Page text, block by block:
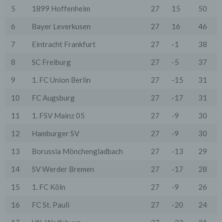
5
1899 Hoffenheim 27 15
50
6
Bayer Leverkusen 27 16
46
7
Eintracht Frankfurt 27 -1
38
8
SC Freiburg 27 -5
37
9
1. FC Union Berlin 27 -15
31
10
FC Augsburg 27 -17
31
11
1. FSV Mainz 05 27 -9
30
12
Hamburger SV 27 -9
30
13
Borussia Mönchengladbach 27 -13
29
14
SV Werder Bremen 27 -17
28
15
1. FC Köln 27 -9
26
16
FC St. Pauli 27 -20
24
wenn dies für Abrechnungszwecke notwendig ist (z.B.
Zwecke, wenn diese notwendig sind, um unsere
zu erfüllen (z.B. Adressmitteilung an Lieferanten).
Bei der Kontaktaufnahme mit uns (per Kontaktformular
Bearbeitung der Anfrage sowie für den Fall, dass
Personenbezogene Daten werden gelöscht, sofern sie
ihren Verwendungszweck erfüllt haben und der
Löschung keine Aufbewahrungspflichten
entgegenstehen.
4. Erhebung von Zugriffsdaten
auf dem sich dieser Dienst befindet (so genannte
der abgerufenen Webseite, Datei, Datum und Uhrzeit
erfolgreichen Abruf, Browsertyp nebst Version, das
besuchte Seite), IP-Adresse und der anfragende